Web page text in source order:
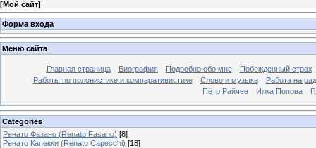
[Мой сайт]
Форма входа
Меню сайта
Главная страница Биография Подробно обо мне
Побежденный страх
Работы по полонистике и компаративистике
Слово и музыка
Работа на
Пётр Райчев
Илка Попова
Categories
Ренато Фазано (Renato Fasano) [8]
Ренато Капекки (Renato Capecchi) [18]